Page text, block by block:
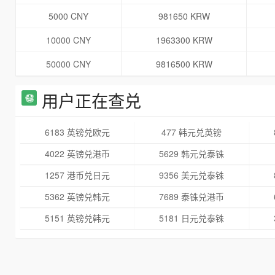
5000 CNY
981650 KRW
10000 CNY
1963300 KRW
50000 CNY
9816500 KRW
用户正在查兑
6183 英镑兑欧元 477 韩元兑英镑
4022 英镑兑港币
5629 韩元兑泰铢
1257 港币兑日元
9356 美元兑泰铢
5362 英镑兑韩元
7689 泰铢兑港币
5151 英镑兑韩元
5181 日元兑泰铢